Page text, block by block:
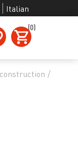
Italian
(0)
/